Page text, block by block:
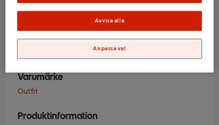
Skrinda Svart
Outfit
Varumärke
Outfit
Produktinformation
Avvisa alla
Anpassa val